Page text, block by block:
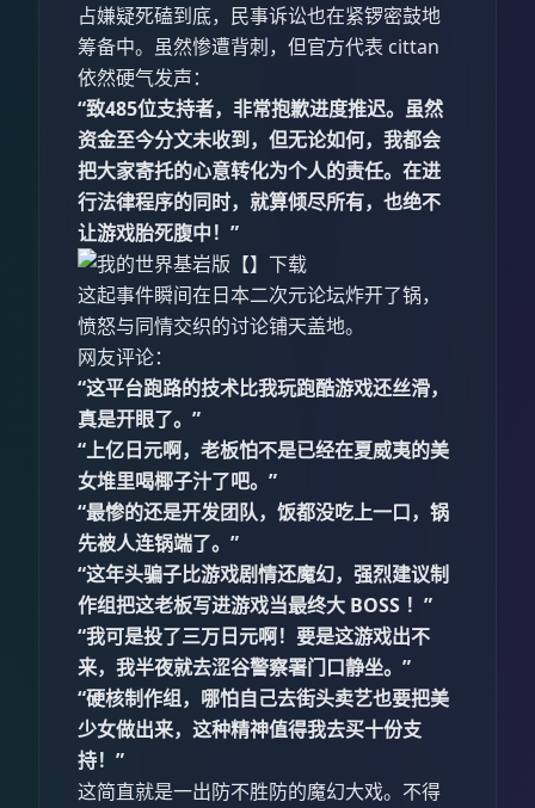
占嫌疑死磕到底，民事诉讼也在紧锣密鼓地
筹备中。虽然惨遭背刺，但官方代表 cittan
依然硬气发声：
“致485位支持者，非常抱歉进度推迟。虽然
资金至今分文未收到，但无论如何，我都会
把大家寄托的心意转化为个人的责任。在进
行法律程序的同时，就算倾尽所有，也绝不
让游戏胎死腹中！”
这起事件瞬间在日本二次元论坛炸开了锅，
愤怒与同情交织的讨论铺天盖地。
网友评论：
“这平台跑路的技术比我玩跑酷游戏还丝滑，
真是开眼了。”
“上亿日元啊，老板怕不是已经在夏威夷的美
女堆里喝椰子汁了吧。”
“最惨的还是开发团队，饭都没吃上一口，锅
先被人连锅端了。”
“这年头骗子比游戏剧情还魔幻，强烈建议制
作组把这老板写进游戏当最终大 BOSS ！”
“我可是投了三万日元啊！要是这游戏出不
来，我半夜就去涩谷警察署门口静坐。”
“硬核制作组，哪怕自己去街头卖艺也要把美
少女做出来，这种精神值得我去买十份支
持！”
这简直就是一出防不胜防的魔幻大戏。不得